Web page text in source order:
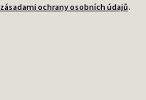
zásadami ochrany osobních údajů.